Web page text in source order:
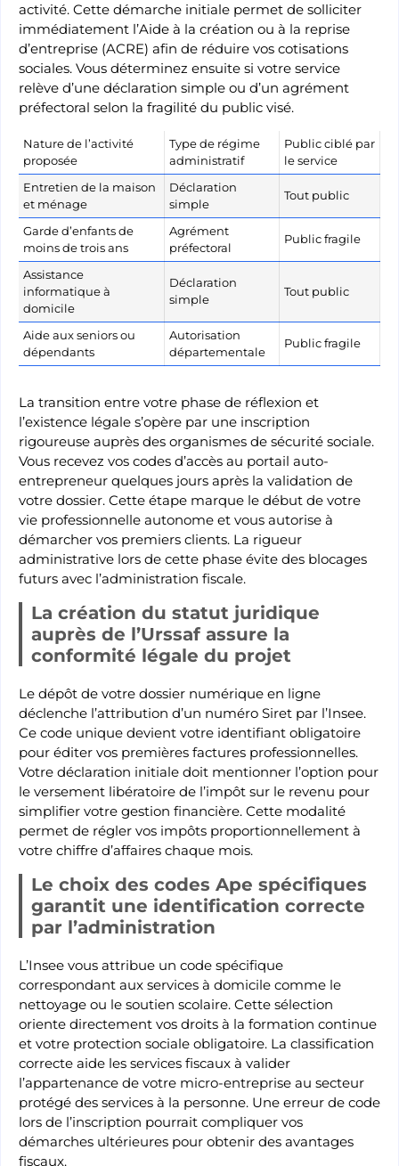
activité. Cette démarche initiale permet de solliciter
immédiatement l’Aide à la création ou à la reprise
d’entreprise (ACRE) afin de réduire vos cotisations
sociales. Vous déterminez ensuite si votre service
relève d’une déclaration simple ou d’un agrément
préfectoral selon la fragilité du public visé.
Nature de l’activité
proposée
Type de régime
administratif
Public ciblé par
le service
Entretien de la maison
et ménage
Déclaration
simple
Tout public
Garde d’enfants de
moins de trois ans
Agrément
préfectoral
Public fragile
Assistance
informatique à
domicile
Déclaration
simple
Tout public
Aide aux seniors ou
dépendants
Autorisation
départementale
Public fragile
La transition entre votre phase de réflexion et
l’existence légale s’opère par une inscription
rigoureuse auprès des organismes de sécurité sociale.
Vous recevez vos codes d’accès au portail auto-
entrepreneur quelques jours après la validation de
votre dossier. Cette étape marque le début de votre
vie professionnelle autonome et vous autorise à
démarcher vos premiers clients. La rigueur
administrative lors de cette phase évite des blocages
futurs avec l’administration fiscale.
La création du statut juridique
auprès de l’Urssaf assure la
conformité légale du projet
Le dépôt de votre dossier numérique en ligne
déclenche l’attribution d’un numéro Siret par l’Insee.
Ce code unique devient votre identifiant obligatoire
pour éditer vos premières factures professionnelles.
Votre déclaration initiale doit mentionner l’option pour
le versement libératoire de l’impôt sur le revenu pour
simplifier votre gestion financière. Cette modalité
permet de régler vos impôts proportionnellement à
votre chiffre d’affaires chaque mois.
Le choix des codes Ape spécifiques
garantit une identification correcte
par l’administration
L’Insee vous attribue un code spécifique
correspondant aux services à domicile comme le
nettoyage ou le soutien scolaire. Cette sélection
oriente directement vos droits à la formation continue
et votre protection sociale obligatoire. La classification
correcte aide les services fiscaux à valider
l’appartenance de votre micro-entreprise au secteur
protégé des services à la personne. Une erreur de code
lors de l’inscription pourrait compliquer vos
démarches ultérieures pour obtenir des avantages
fiscaux.